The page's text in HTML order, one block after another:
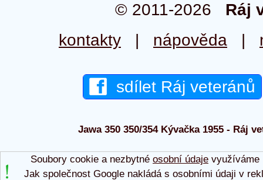
© 2011-2026 Ráj
kontakty | nápověda |
sdílet Ráj veteránů
Jawa 350 350/354 Kývačka 1955 - Ráj
Soubory cookie a nezbytné osobní údajevyužíváme
Jak společnost Google nakládá s osobními údaji v